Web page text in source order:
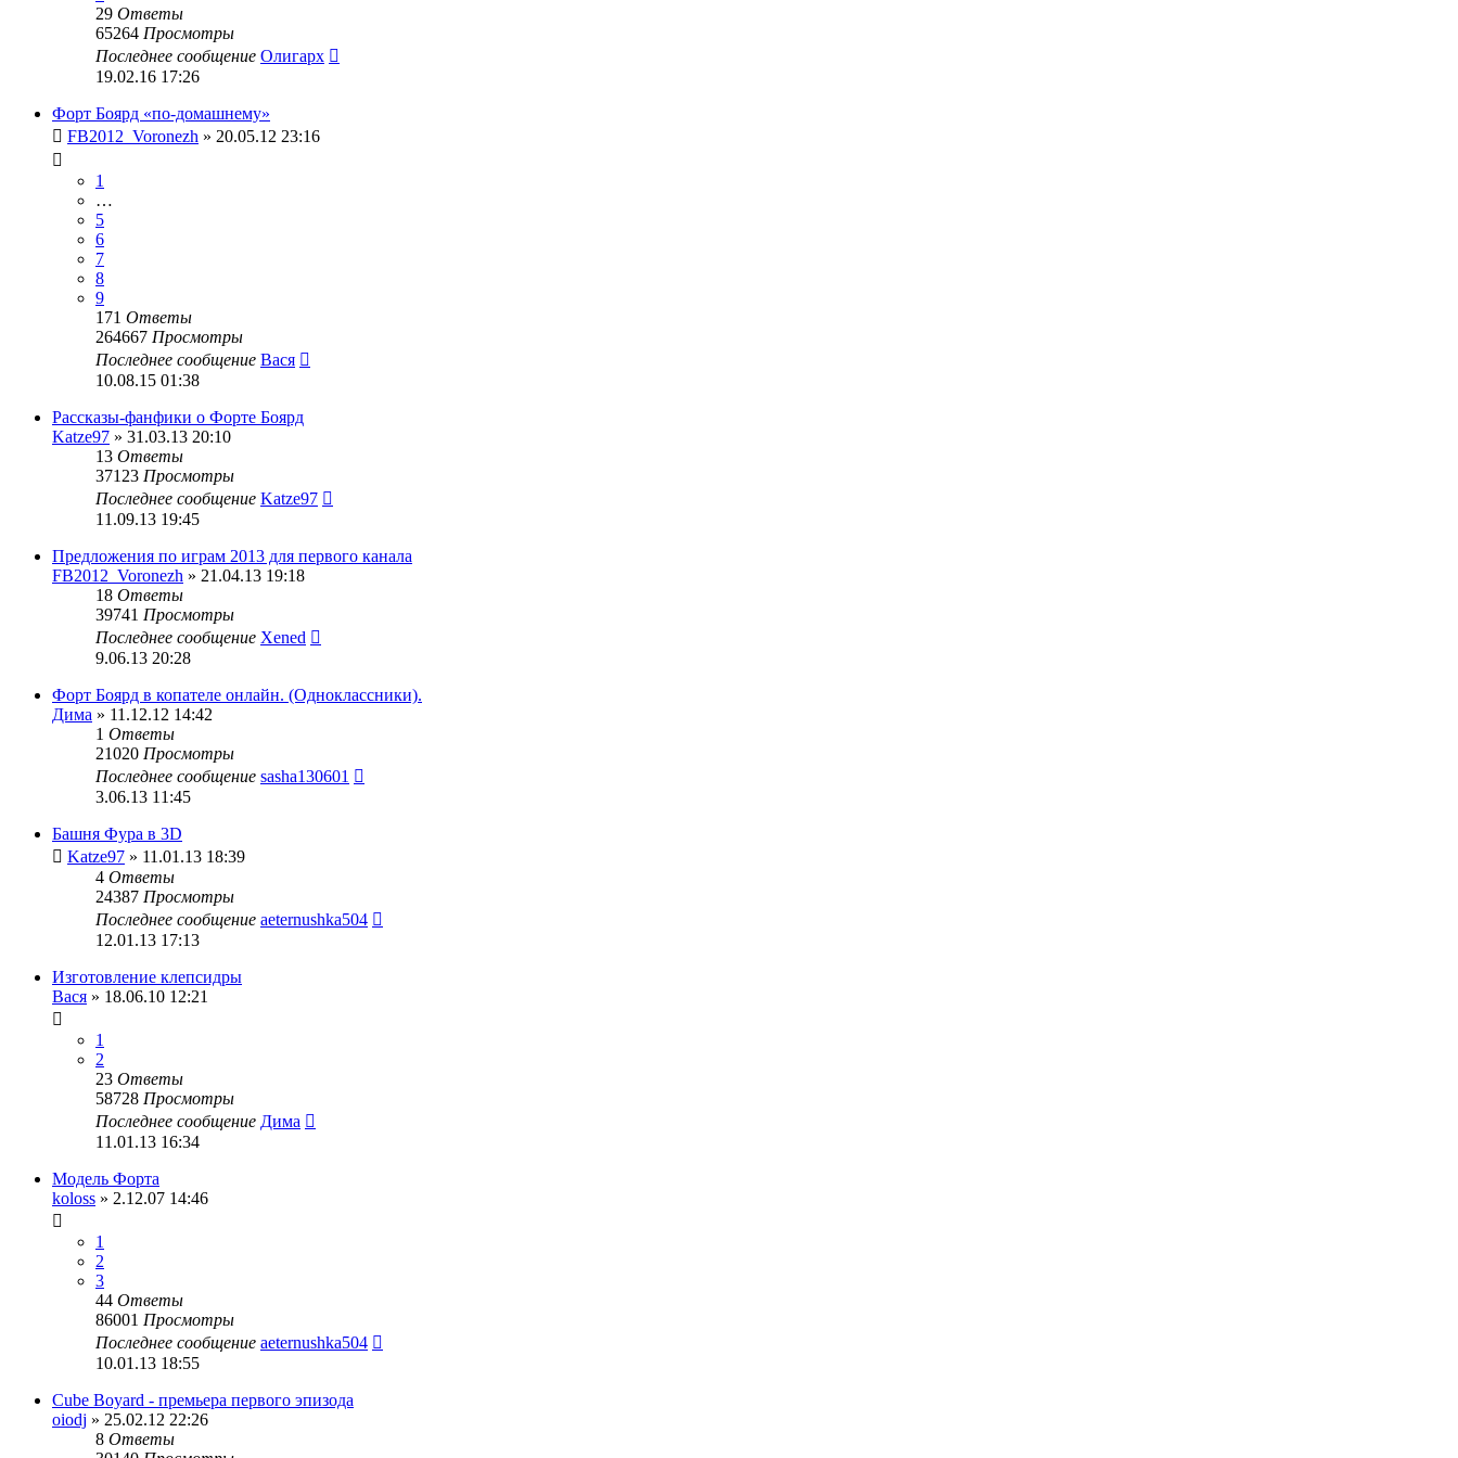
29 Ответы
65264 Просмотры
Последнее сообщение Олигарх
19.02.16 17:26
Форт Боярд «по-домашнему»
FB2012_Voronezh » 20.05.12 23:16
1
…
5
6
7
8
9
171 Ответы
264667 Просмотры
Последнее сообщение Вася
10.08.15 01:38
Рассказы-фанфики о Форте Боярд
Katze97 » 31.03.13 20:10
13 Ответы
37123 Просмотры
Последнее сообщение Katze97
11.09.13 19:45
Предложения по играм 2013 для первого канала
FB2012_Voronezh » 21.04.13 19:18
18 Ответы
39741 Просмотры
Последнее сообщение Xened
9.06.13 20:28
Форт Боярд в копателе онлайн. (Одноклассники).
Дима » 11.12.12 14:42
1 Ответы
21020 Просмотры
Последнее сообщение sasha130601
3.06.13 11:45
Башня Фура в 3D
Katze97 » 11.01.13 18:39
4 Ответы
24387 Просмотры
Последнее сообщение aeternushka504
12.01.13 17:13
Изготовление клепсидры
Вася » 18.06.10 12:21
1
2
23 Ответы
58728 Просмотры
Последнее сообщение Дима
11.01.13 16:34
Модель Форта
koloss » 2.12.07 14:46
1
2
3
44 Ответы
86001 Просмотры
Последнее сообщение aeternushka504
10.01.13 18:55
Cube Boyard - премьера первого эпизода
oiodj » 25.02.12 22:26
8 Ответы